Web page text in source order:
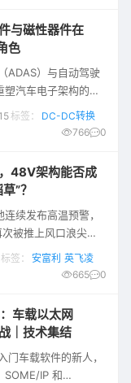
）协议的
网中实时传输提供
传统模拟音频总线
与磁性器件在
色
ADAS）与自动驾驶
汽车电子架构的每
合、高算力决策单
构，现代智能汽车对
关键环节，任何一
能导致整个系统功
全。本文将为您介
旗下KEME
标签：
DC-DC转换
766 0
48V架构能否成
”？
续发布高温预警，
次被推上风口浪尖
电池容量，而是热
智能化进程的加速，
热”不再只是舒适
与续航效率的核心
，48V架构凭借在传
著优势，成
标签： 安富利 英飞凌
665 0
车载以太网
｜技术集结
SOME/IP 和